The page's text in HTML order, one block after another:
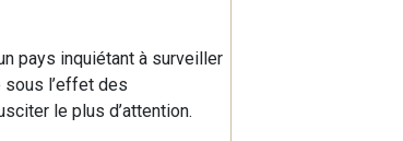
pays inquiétant à surveiller
sous l’effet des
le plus d’attention.